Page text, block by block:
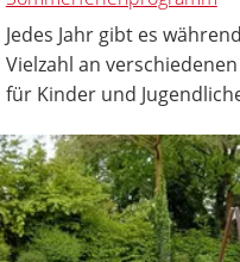
Jedes Jahr gibt es
Vielzahl an
für Kinder und